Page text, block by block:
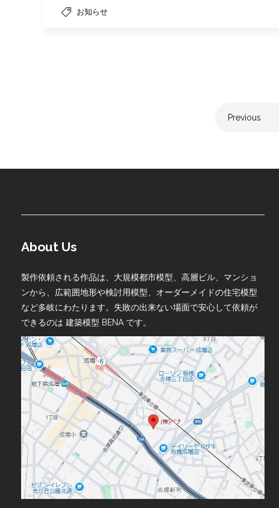
お知らせ
Previous
About Us
製作依頼される作品は、大規模都市模型、高層ビル、マンショ
ンから、広範囲地形や検討用模型、オーダーメイドの住宅模型
など多岐にわたります。失敗の出来ない場面で安心して依頼が
できるのは 建築模型 BENA です。